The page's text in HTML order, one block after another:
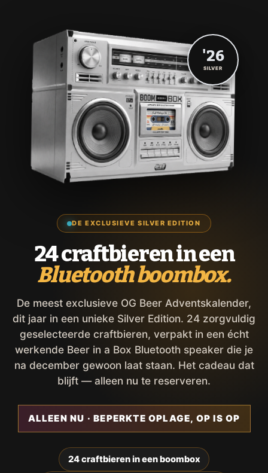
DE EXCLUSIEVE SILVER EDITION
24 craftbieren in een
Bluetooth boombox.
De meest exclusieve OG Beer Adventskalender,
dit jaar in een unieke Silver Edition. 24 zorgvuldig
geselecteerde craftbieren, verpakt in een écht
werkende Beer in a Box Bluetooth speaker die je
na december gewoon laat staan. Het cadeau dat
blijft — alleen nu te reserveren.
ALLEEN NU · BEPERKTE OPLAGE, OP IS OP
24 craftbieren in een boombox
'26
SILVER